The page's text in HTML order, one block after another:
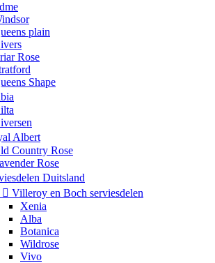
plain
Rose
Shape
Albert
Country Rose
Rose
Duitsland
 Villeroy en Boch serviesdelen
Xenia
Alba
Botanica
Wildrose
Vivo